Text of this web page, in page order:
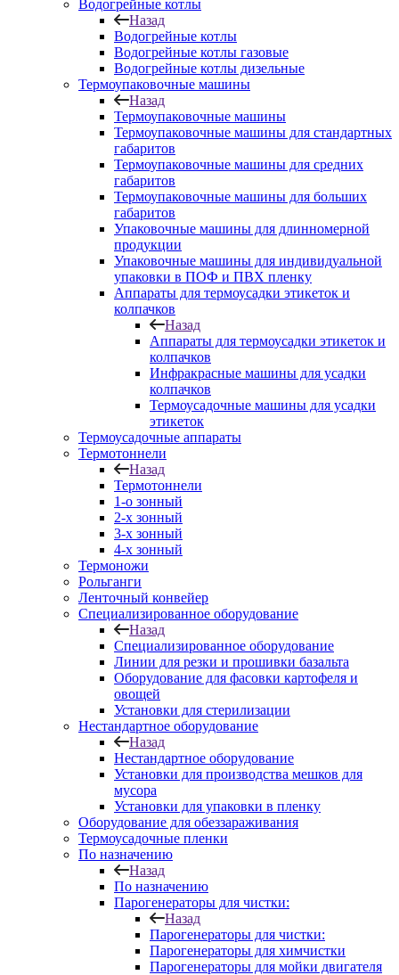
Водогрейные котлы
Назад
Водогрейные котлы
Водогрейные котлы газовые
Водогрейные котлы дизельные
Термоупаковочные машины
Назад
Термоупаковочные машины
Термоупаковочные машины для стандартных
габаритов
Термоупаковочные машины для средних
габаритов
Термоупаковочные машины для больших
габаритов
Упаковочные машины для длинномерной
продукции
Упаковочные машины для индивидуальной
упаковки в ПОФ и ПВХ пленку
Аппараты для термоусадки этикеток и
колпачков
Назад
Аппараты для термоусадки этикеток и
колпачков
Инфракрасные машины для усадки
колпачков
Термоусадочные машины для усадки
этикеток
Термоусадочные аппараты
Термотоннели
Назад
Термотоннели
1-о зонный
2-х зонный
3-х зонный
4-х зонный
Термоножи
Рольганги
Ленточный конвейер
Специализированное оборудование
Назад
Специализированное оборудование
Линии для резки и прошивки базальта
Оборудование для фасовки картофеля и
овощей
Установки для стерилизации
Нестандартное оборудование
Назад
Нестандартное оборудование
Установки для производства мешков для
мусора
Установки для упаковки в пленку
Оборудование для обеззараживания
Термоусадочные пленки
По назначению
Назад
По назначению
Парогенераторы для чистки:
Назад
Парогенераторы для чистки:
Парогенераторы для химчистки
Парогенераторы для мойки двигателя